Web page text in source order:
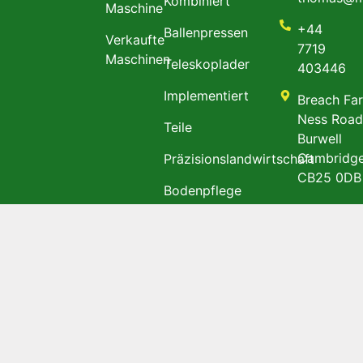
Maschine
Verkaufte
Maschinen
Ballenpressen
Teleskoplader
Implementiert
Teile
Präzisionslandwirtschaft
Bodenpflege
+44
7719
403446
Breach
Ness Road
Burwell
CB25 0DB